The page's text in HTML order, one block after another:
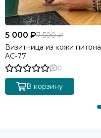
5 000 ₽7 500 ₽
Визитница из кожи питона
AC-77
0
В корзину